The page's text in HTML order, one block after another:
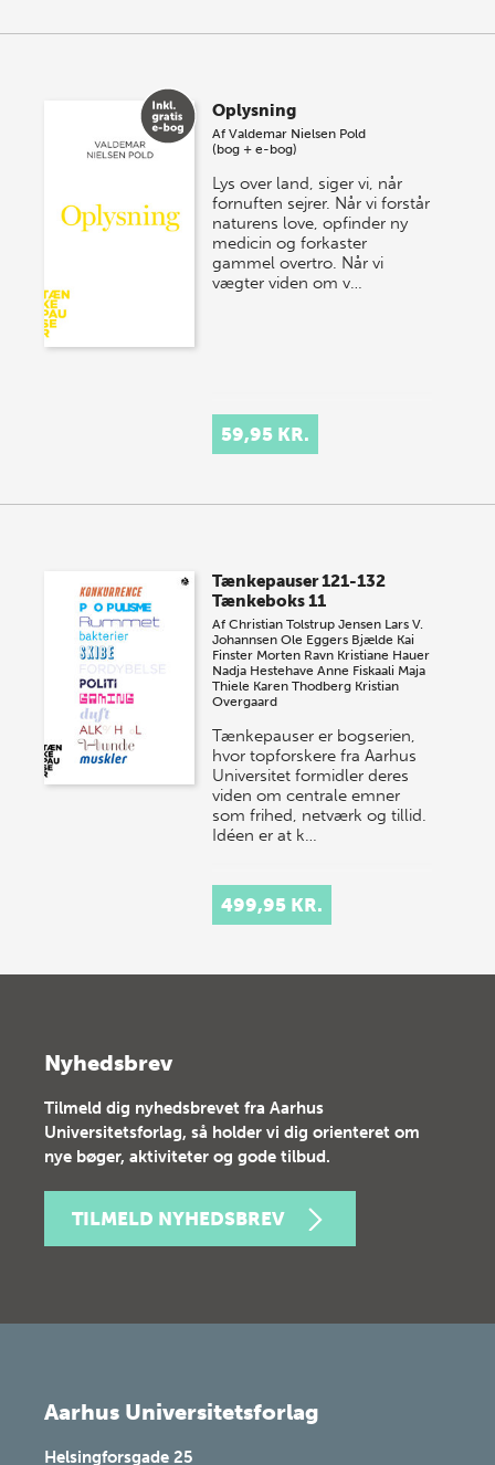
Oplysning
AfValdemar Nielsen Pold
(bog + e-bog)
Lys over land, siger vi, når
fornuften sejrer. Når vi forstår
naturens love, opfinder ny
medicin og forkaster
gammel overtro. Når vi
vægter viden om v…
59,95 KR.
Tænkepauser 121-132
Tænkeboks 11
AfChristian Tolstrup Jensen Lars V.
Johannsen Ole Eggers Bjælde Kai
Finster Morten Ravn Kristiane Hauer
Nadja Hestehave Anne Fiskaali Maja
Thiele Karen Thodberg Kristian
Overgaard
Tænkepauser er bogserien,
hvor topforskere fra Aarhus
Universitet formidler deres
viden om centrale emner
som frihed, netværk og tillid.
Idéen er at k…
499,95 KR.
Nyhedsbrev
Tilmeld dig nyhedsbrevet fra Aarhus
Universitetsforlag, så holder vi dig orienteret om
nye bøger, aktiviteter og gode tilbud.
TILMELD NYHEDSBREV
Aarhus Universitetsforlag
Helsingforsgade 25